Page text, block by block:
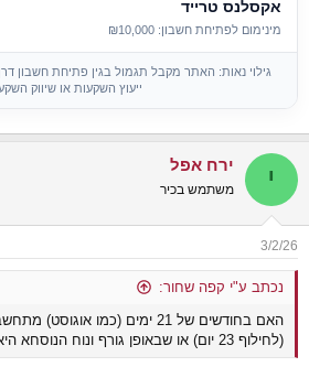
אקסלנס טרייד
מינימום לפתיחת חשבון: ₪10,000
גילוי נאות: האתר מקבל תגמול בגין פתיחת חשבון
ייעוץ השקעות או שיווק
י ירח אפל
משתמש בכיר
3/2/26
נכתב ע"י קפה שחור:
(לחילוף 23 יום) או שבאופן גורף ונוח הנוסחא היא חלקי 22?